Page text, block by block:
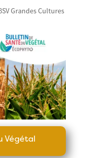
Grandes Cultures
Végétal